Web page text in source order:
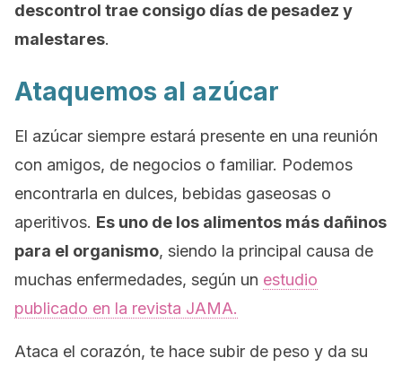
descontrol trae consigo días de pesadez y
malestares.
Ataquemos al azúcar
El azúcar siempre estará presente en una reunión
con amigos, de negocios o familiar. Podemos
encontrarla en dulces, bebidas gaseosas o
aperitivos. Es uno de los alimentos más dañinos
para el organismo, siendo la principal causa de
muchas enfermedades, según un estudio
publicado en la revista JAMA.
Ataca el corazón, te hace subir de peso y da su